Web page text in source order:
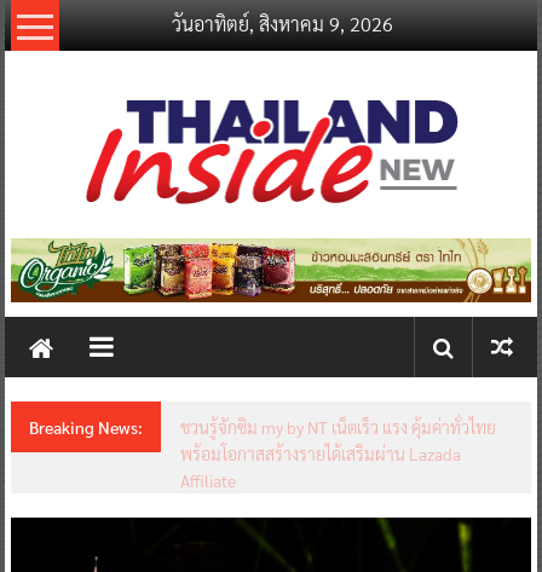
Skip
to
วันอาทิตย์, สิงหาคม 9, 2026
thailandinsidenew.com
Thailand
New
Breaking News:
ชวนรู้จักซิม my by NT เน็ตเร็ว แรง คุ้มค่าทั่วไทย
พร้อมโอกาสสร้างรายได้เสริมผ่าน Lazada
Affiliate